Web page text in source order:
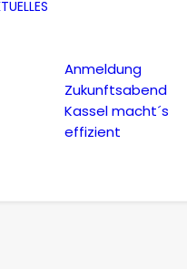
Anmeldung
Zukunftsabend
Kassel macht´s
effizient